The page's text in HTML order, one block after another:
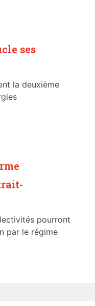
ses
la deuxième
pourront
par le régime